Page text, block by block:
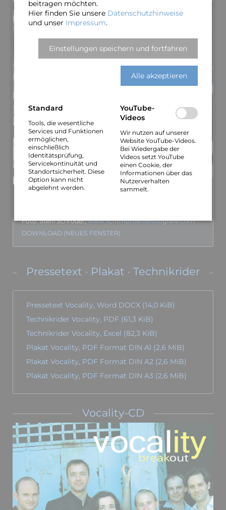
Foto: Steffi Schröder,www.lichtmomentefotografie.com
DOWNLOAD (NEUES FENSTER)
Pressetext · Plakat · Technikrider
Pressetext Vocality, Word DOCX (14,0 KiB)
Technikrider Vocality, PDF (61,3 KiB)
Technikrider Vocality, Excel (82,3 KiB)
Plakat Vocality, PDF Format DIN A1 (2,6 MiB)
Plakat Vocality, PDF Format DIN A2 (2,6 MiB)
Plakat Vocality, PDF Format DIN A3 (2,6 MiB)
Vocality-CD
beitragen möchten.
Hier finden Sie unsere Datenschutzhinweise
und unser Impressum.
Einstellungen speichern und fortfahren
Alle akzeptieren
Standard
Tools, die wesentliche
Services und Funktionen
ermöglichen,
einschließlich
Identitätsprüfung,
Servicekontinuität und
Standortsicherheit. Diese
Option kann nicht
abgelehnt werden.
YouTube-
Videos
Wir nutzen auf unserer
Website YouTube-Videos.
Bei Wiedergabe der
Videos setzt YouTube
einen Cookie, der
Informationen über das
Nutzerverhalten
sammelt.